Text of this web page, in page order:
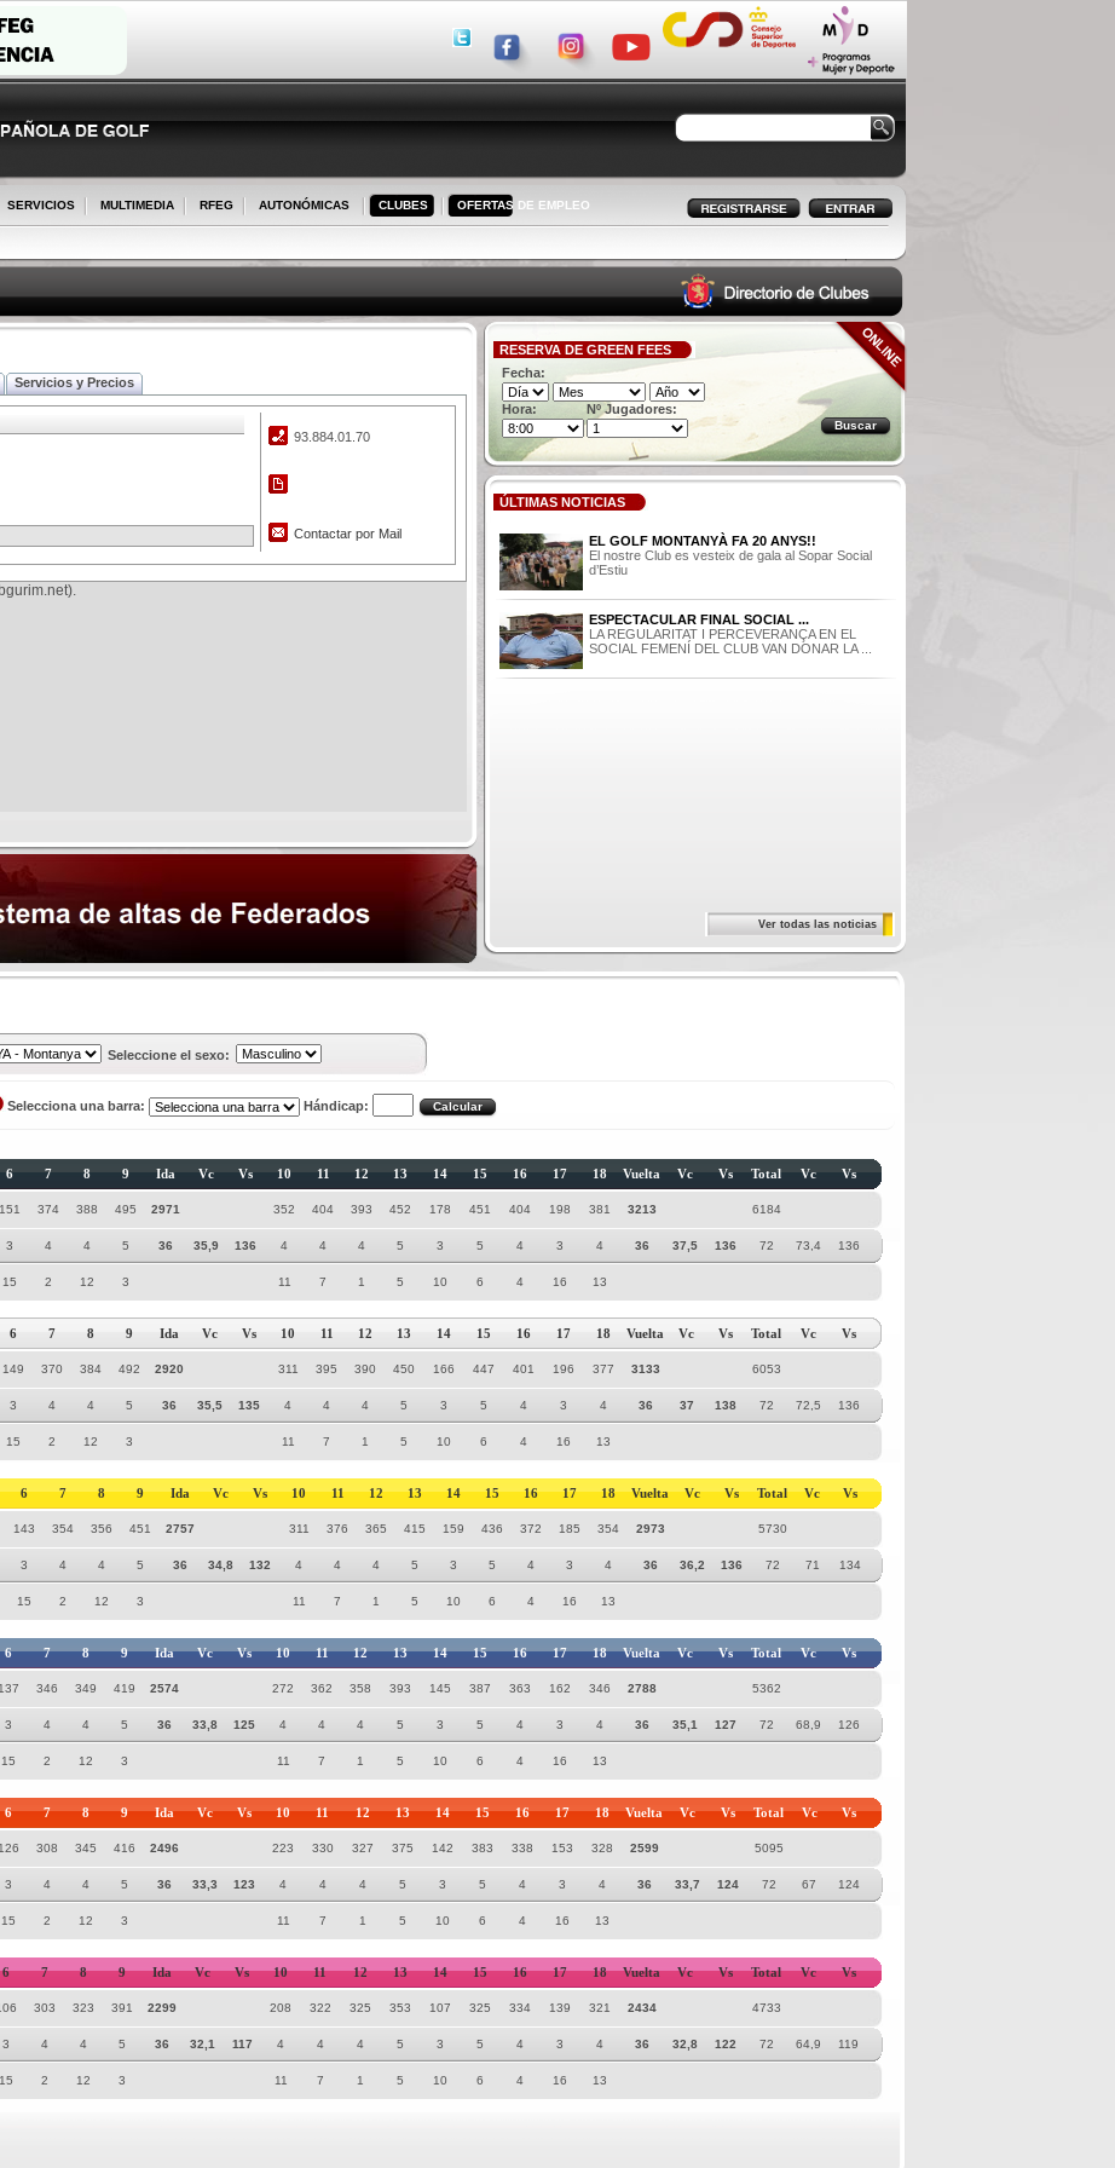
SERVICIOS MULTIMEDIA RFEG AUTONÓMICAS CLUBES OFERTAS DE EMPLEO
Servicios y Precios
93.884.01.70
Contactar por Mail
RESERVA DE GREEN FEES
Fecha:
Hora: Nº Jugadores:
ÚLTIMAS NOTICIAS
EL GOLF MONTANYÀ FA 20 ANYS!!
El nostre Club es vesteix de gala al Sopar Social
d’Estiu
ESPECTACULAR FINAL SOCIAL ...
LA REGULARITAT I PERCEVERANÇA EN EL
SOCIAL FEMENÍ DEL CLUB VAN DONAR LA ...
Ver todas las noticias
Seleccione el sexo:
Selecciona una barra: Hándicap:
6 7 8 9 Ida Vc Vs 10 11 12 13 14 15 16 17 18 Vuelta Vc Vs Total Vc Vs
151 374 388 495 2971 352 404 393 452 178 451 404 198 381 3213 6184
3 4 4 5 36 35,9 136 4 4 4 5 3 5 4 3 4 36 37,5 136 72 73,4 136
15 2 12 3 11 7 1 5 10 6 4 16 13
6 7 8 9 Ida Vc Vs 10 11 12 13 14 15 16 17 18 Vuelta Vc Vs Total Vc Vs
149 370 384 492 2920 311 395 390 450 166 447 401 196 377 3133 6053
3 4 4 5 36 35,5 135 4 4 4 5 3 5 4 3 4 36 37 138 72 72,5 136
15 2 12 3 11 7 1 5 10 6 4 16 13
6 7 8 9 Ida Vc Vs 10 11 12 13 14 15 16 17 18 Vuelta Vc Vs Total Vc Vs
143 354 356 451 2757 311 376 365 415 159 436 372 185 354 2973 5730
3 4 4 5 36 34,8 132 4 4 4 5 3 5 4 3 4 36 36,2 136 72 71 134
15 2 12 3 11 7 1 5 10 6 4 16 13
6 7 8 9 Ida Vc Vs 10 11 12 13 14 15 16 17 18 Vuelta Vc Vs Total Vc Vs
137 346 349 419 2574 272 362 358 393 145 387 363 162 346 2788 5362
3 4 4 5 36 33,8 125 4 4 4 5 3 5 4 3 4 36 35,1 127 72 68,9 126
15 2 12 3 11 7 1 5 10 6 4 16 13
6 7 8 9 Ida Vc Vs 10 11 12 13 14 15 16 17 18 Vuelta Vc Vs Total Vc Vs
126 308 345 416 2496 223 330 327 375 142 383 338 153 328 2599 5095
3 4 4 5 36 33,3 123 4 4 4 5 3 5 4 3 4 36 33,7 124 72 67 124
15 2 12 3 11 7 1 5 10 6 4 16 13
6 7 8 9 Ida Vc Vs 10 11 12 13 14 15 16 17 18 Vuelta Vc Vs Total Vc Vs
303 323 391 2299 208 322 325 353 107 325 334 139 321 2434 4733
3 4 4 5 36 32,1 117 4 4 4 5 3 5 4 3 4 36 32,8 122 72 64,9 119
15 2 12 3 11 7 1 5 10 6 4 16 13